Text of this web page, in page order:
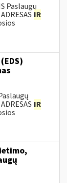
Paslaugų
IR
IR